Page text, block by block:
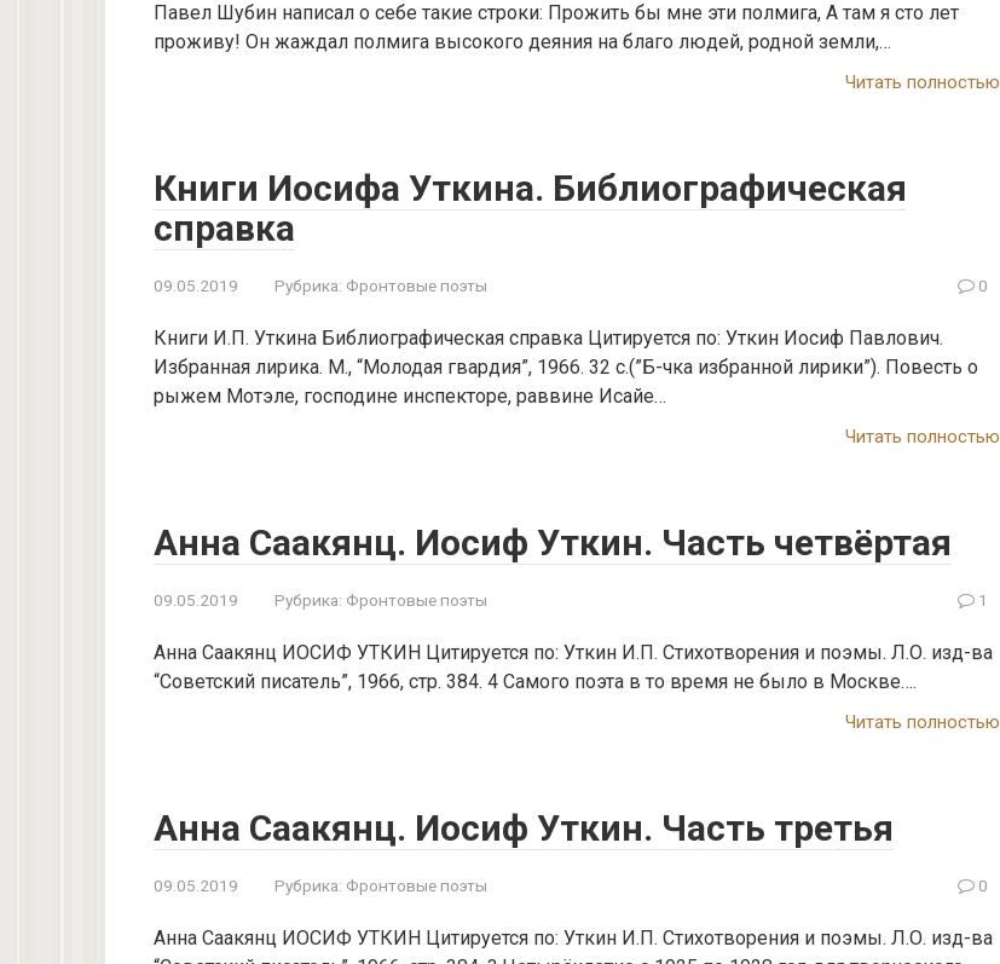
Павел Шубин написал o себе такие строки: Прожить бы мне эти полмига, A там я сто лет
пpоживу! Он жаждал полмига высокого деяния на блaго людей, родной земли,…
Читать полностью
Книги Иосифа Уткина. Библиографическая
справка
09.05.2019 Рубрика: Фронтовые поэты 0
Книги И.П. Уткина Библиографическая справка Цитируется по: Уткин Иосиф Павлович.
Избранная лирика. М., “Молодая гвардия”, 1966. 32 с.(”Б-чка избранной лирики”). Повесть о
рыжем Мотэле, господине инспекторе, раввине Исайе…
Читать полностью
Анна Саакянц. Иосиф Уткин. Часть четвёртая
09.05.2019 Рубрика: Фронтовые поэты 1
Анна Саакянц ИОСИФ УТКИН Цитируется по: Уткин И.П. Стихотворения и поэмы. Л.О. изд-ва
“Советский писатель”, 1966, стр. 384. 4 Самого поэта в то время не было в Москве….
Читать полностью
Анна Саакянц. Иосиф Уткин. Часть третья
09.05.2019 Рубрика: Фронтовые поэты 0
Анна Саакянц ИОСИФ УТКИН Цитируется по: Уткин И.П. Стихотворения и поэмы. Л.О. изд-ва